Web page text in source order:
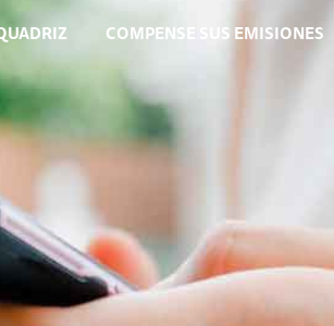
COMPENSE SUS EMISIONES